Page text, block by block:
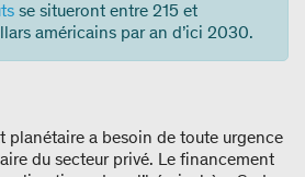
se situeront entre 215 et
américains par an d’ici 2030.
planétaire a besoin de toute urgence
du secteur privé. Le financement